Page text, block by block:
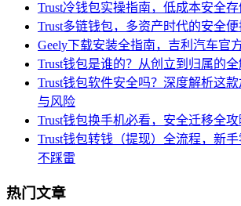
Trust冷钱包实操指南，低成本安全
Trust多链钱包，多资产时代的安全
Geely下载安装全指南，吉利汽车官
Trust钱包是谁的？从创立到归属的
Trust钱包软件安全吗？深度解析这
与风险
Trust钱包换手机必看，安全迁移全
Trust钱包转钱（提现）全流程，新
不踩雷
热门文章